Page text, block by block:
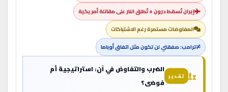
إيران تُسقط درون + تُطلق النار على مقاتلة أمريكية
المفاوضات مستمرة رغم الاشتباكات
ترامب: صفقتي لن تكون مثل اتفاق أوباما
تقدير
الضرب والتفاوض في آن: استراتيجية أم
فوضى؟